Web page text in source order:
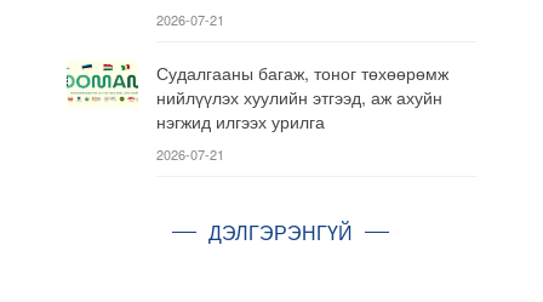
2026-07-21
Судалгааны багаж, тоног төхөөрөмж
нийлүүлэх хуулийн этгээд, аж ахуйн
нэгжид илгээх урилга
2026-07-21
ДЭЛГЭРЭНГҮЙ